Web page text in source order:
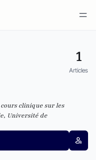
1
Articles
clinique sur les
Université de